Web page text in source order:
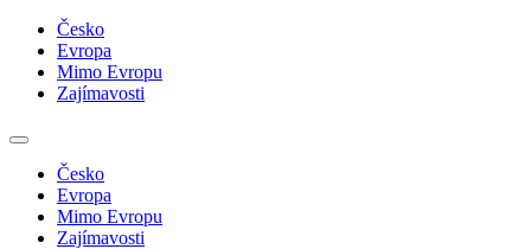
Česko
Evropa
Mimo Evropu
Zajímavosti
Česko
Evropa
Mimo Evropu
Zajímavosti